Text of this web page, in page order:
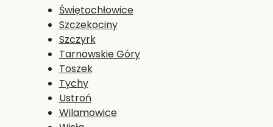
Świętochłowice
Szczekociny
Szczyrk
Tarnowskie Góry
Toszek
Tychy
Ustroń
Wilamowice